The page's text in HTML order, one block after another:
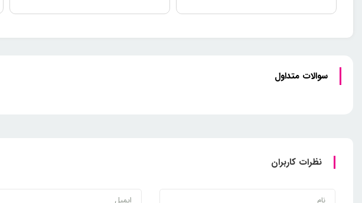
سوالات متداول
نظرات کاربران